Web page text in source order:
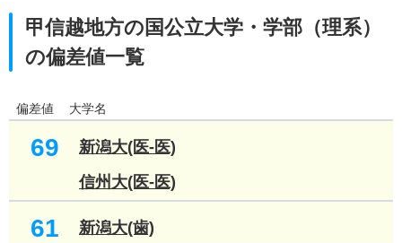
甲信越地方の国公立大学・学部（理系）
の偏差値一覧
偏差値 大学名
69
新潟大(医-医)
信州大(医-医)
61 新潟大(歯)